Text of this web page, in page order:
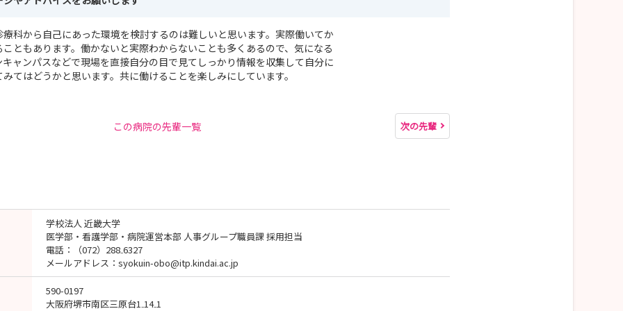
科から自己にあった環境を検討するのは難しいと思います。実際働いてか
ともあります。働かないと実際わからないことも多くあるので、気になる
ャンパスなどで現場を直接自分の目で見てしっかり情報を収集して自分に
てはどうかと思います。共に働けることを楽しみにしています。
この病院の先輩一覧 次の先輩
学校法人 近畿大学
医学部・看護学部・病院運営本部 人事グループ職員課 採用担当
電話：（072）288₋6327
メールアドレス：syokuin-obo@itp.kindai.ac.jp
590-0197
大阪府堺市南区三原台1₋14₋1